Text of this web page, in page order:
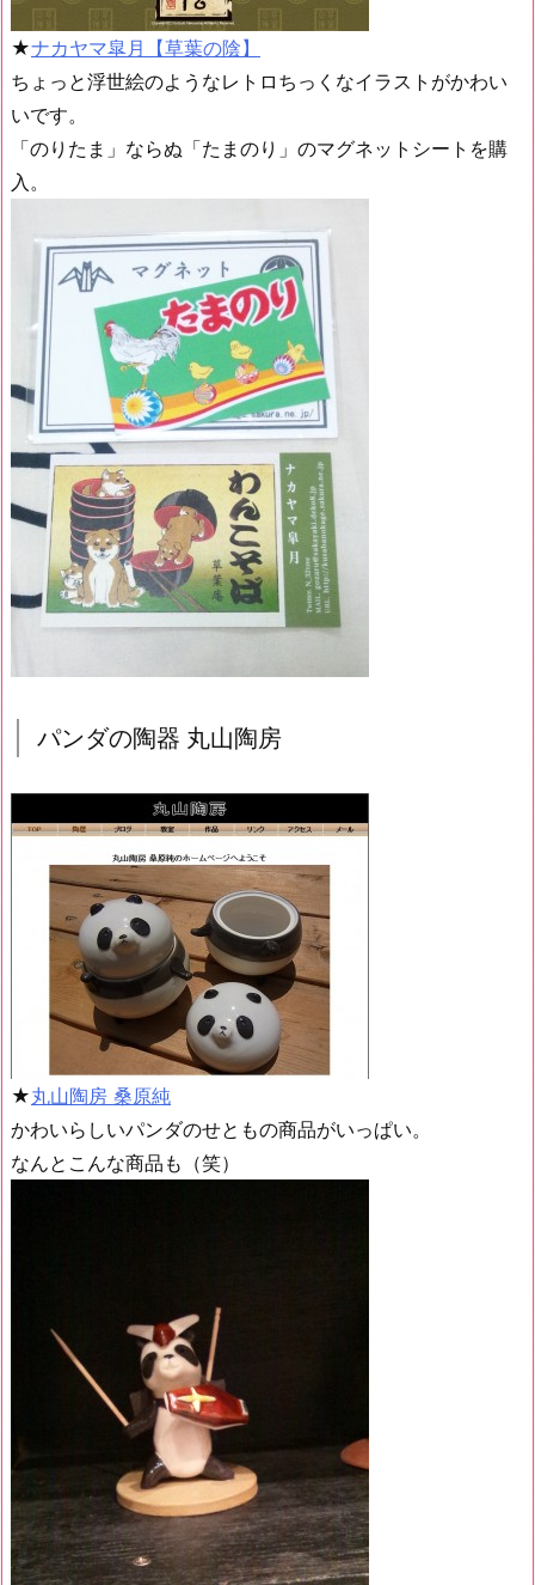
★ナカヤマ皐月【草葉の陰】
ちょっと浮世絵のようなレトロちっくなイラストがかわい
いです。
「のりたま」ならぬ「たまのり」のマグネットシートを購
入。
パンダの陶器 丸山陶房
★丸山陶房 桑原純
かわいらしいパンダのせともの商品がいっぱい。
なんとこんな商品も（笑）